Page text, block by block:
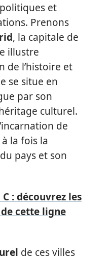
et
Prenons
, la capitale de
illustre
de l’histoire et
se situe en
par son
culturel.
de
la fois la
pays et son
: découvrez les
cette ligne
de ces villes